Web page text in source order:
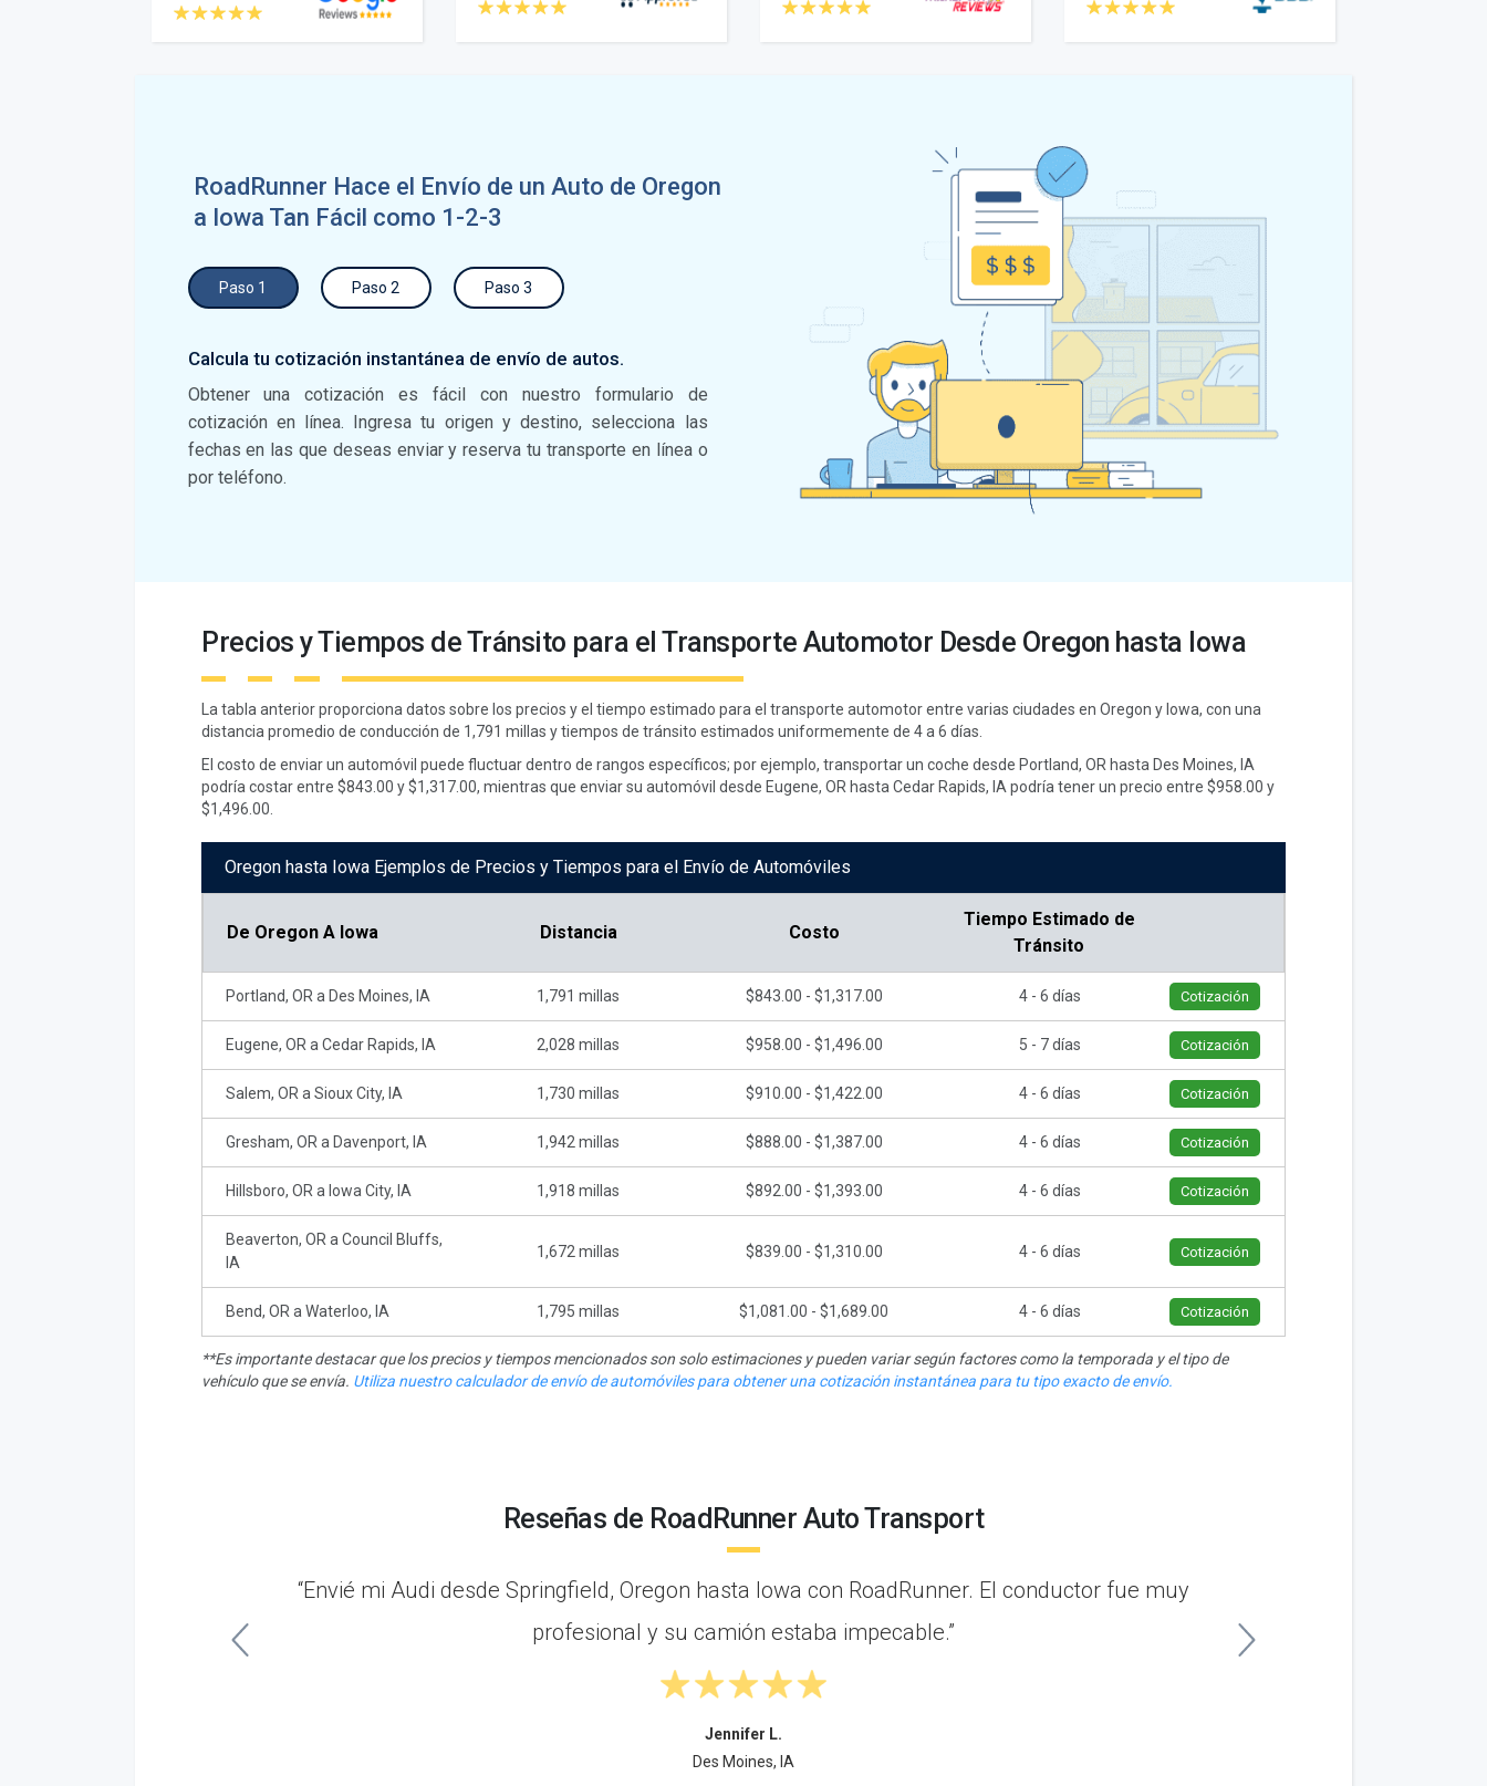
RoadRunner Hace el Envío de un Auto de Oregon
a Iowa Tan Fácil como 1-2-3
Paso 1 Paso 2 Paso 3
Calcula tu cotización instantánea de envío de autos.
Obtener una cotización es fácil con nuestro formulario de
cotización en línea. Ingresa tu origen y destino, selecciona las
fechas en las que deseas enviar y reserva tu transporte en línea o
por teléfono.
Precios y Tiempos de Tránsito para el Transporte Automotor Desde Oregon hasta Iowa
La tabla anterior proporciona datos sobre los precios y el tiempo estimado para el transporte automotor entre varias ciudades en Oregon y Iowa, con una
distancia promedio de conducción de 1,791 millas y tiempos de tránsito estimados uniformemente de 4 a 6 días.
El costo de enviar un automóvil puede fluctuar dentro de rangos específicos; por ejemplo, transportar un coche desde Portland, OR hasta Des Moines, IA
podría costar entre $843.00 y $1,317.00, mientras que enviar su automóvil desde Eugene, OR hasta Cedar Rapids, IA podría tener un precio entre $958.00 y
$1,496.00.
Oregon hasta Iowa Ejemplos de Precios y Tiempos para el Envío de Automóviles
De Oregon A Iowa Distancia Costo
Tiempo Estimado de
Tránsito
Portland, OR a Des Moines, IA 1,791 millas $843.00 - $1,317.00 4 - 6 días Cotización
Eugene, OR a Cedar Rapids, IA 2,028 millas $958.00 - $1,496.00 5 - 7 días Cotización
Salem, OR a Sioux City, IA 1,730 millas $910.00 - $1,422.00 4 - 6 días Cotización
Gresham, OR a Davenport, IA 1,942 millas $888.00 - $1,387.00 4 - 6 días Cotización
Hillsboro, OR a Iowa City, IA 1,918 millas $892.00 - $1,393.00 4 - 6 días Cotización
Beaverton, OR a Council Bluffs,
IA
1,672 millas $839.00 - $1,310.00 4 - 6 días Cotización
Bend, OR a Waterloo, IA 1,795 millas $1,081.00 - $1,689.00 4 - 6 días Cotización
**Es importante destacar que los precios y tiempos mencionados son solo estimaciones y pueden variar según factores como la temporada y el tipo de
vehículo que se envía. Utiliza nuestro calculador de envío de automóviles para obtener una cotización instantánea para tu tipo exacto de envío.
Reseñas de RoadRunner Auto Transport
“Envié mi Audi desde Springfield, Oregon hasta Iowa con RoadRunner. El conductor fue muy
profesional y su camión estaba impecable.”
Jennifer L.
Des Moines, IA